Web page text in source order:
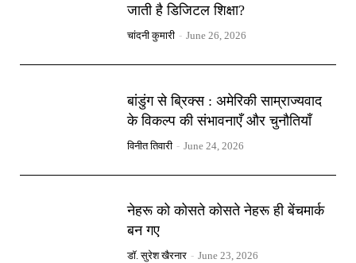
जाती है डिजिटल शिक्षा?
चांदनी कुमारी - June 26, 2026
बांडुंग से ब्रिक्स : अमेरिकी साम्राज्यवाद
के विकल्प की संभावनाएँ और चुनौतियाँ
विनीत तिवारी - June 24, 2026
नेहरू को कोसते कोसते नेहरू ही बेंचमार्क
बन गए
डॉ. सुरेश खैरनार - June 23, 2026